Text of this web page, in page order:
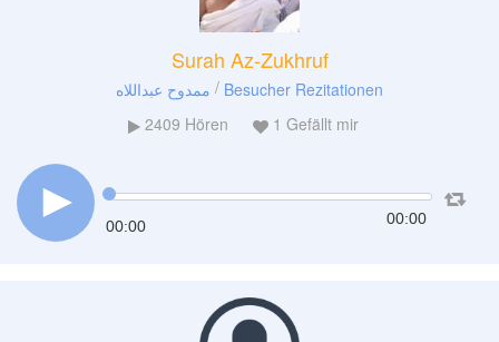
Surah Az-Zukhruf
ممدوح عبداللاه / Besucher Rezitationen
2409 Hören 1 Gefällt mir
00:00 00:00